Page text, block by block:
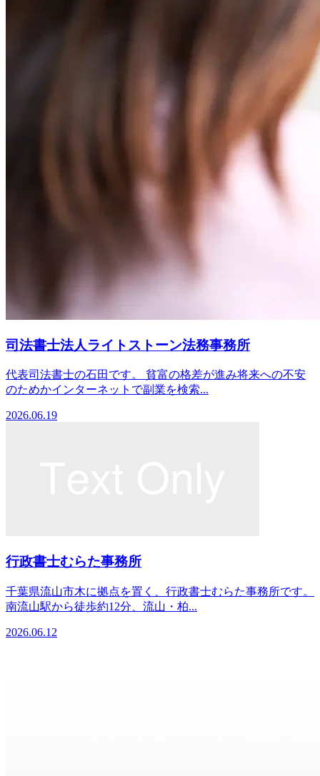
司法書士法人ライトストーン法務事務所
代表司法書士の石田です。 貧富の格差が進み将来への不安
のためかインターネットで副業を検索...
2026.06.19
行政書士むらた事務所
千葉県流山市木に拠点を置く、行政書士むらた事務所です。
南流山駅から徒歩約12分、流山・柏...
2026.06.12